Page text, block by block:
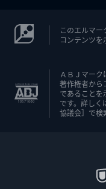
このエルマ
コンテンツを
ＡＢＪマーク
著作権者から
であることを
です。詳しく
協議会］で検